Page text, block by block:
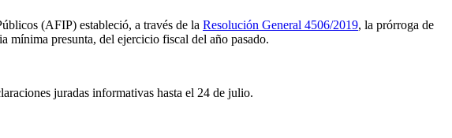
(AFIP) estableció, a través de la Resolución General 4506/2019, la prórroga de
mínima presunta, del ejercicio fiscal del año pasado.
juradas informativas hasta el 24 de julio.